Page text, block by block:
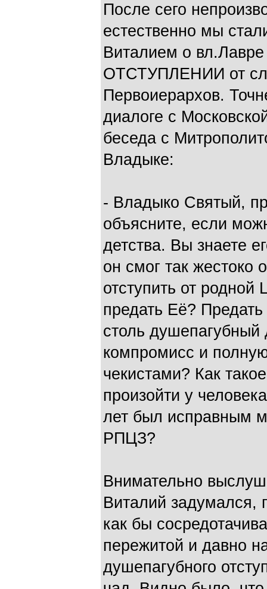
После сего
естественно мы
Виталием о
ОТСТУПЛЕНИИ от
Первоиерархов.
диалоге с
беседа с
Владыке:
- Владыко Святый,
объясните, если
детства. Вы знаете
он смог так жестоко
отступить от родной
предать Её? Предать
столь душепагубный
компромисс и
чекистами? Как
произойти у
лет был исправным
РПЦЗ?
Внимательно
Виталий задумался,
как бы
пережитой и давно
душепагубного